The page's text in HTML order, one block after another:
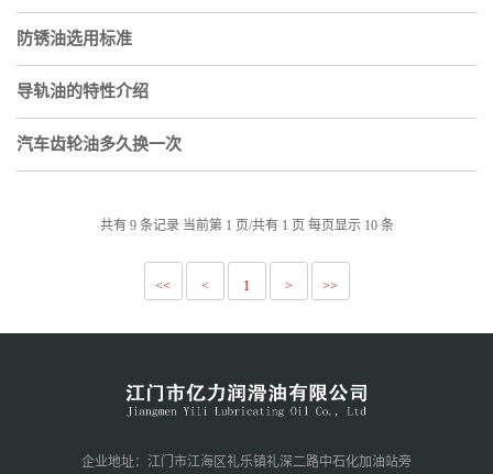
防锈油选用标准
导轨油的特性介绍
汽车齿轮油多久换一次
共有 9 条记录 当前第 1 页/共有 1 页 每页显示 10 条
<< < 1 > >>
企业地址：江门市江海区礼乐镇礼深二路中石化加油站旁